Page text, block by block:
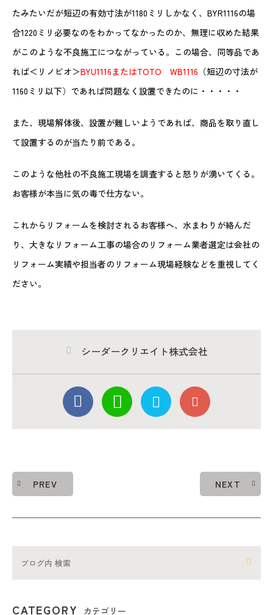
たみたいだが短辺の有効寸法が1180ミリしかなく、BYR1116の場
合1220ミリ必要なのをわかってなかったのか、無理に収めた結果
がこのような不良施工につながっている。この場合、同等品であ
れば＜リノビオ＞BYU1116またはTOTO WB1116 （短辺の寸法が
1160ミリ以下）であれば問題なく設置できたのに・・・・・
また、現場解体後、設置が難しいようであれば、商品を取り直し
て設置するのが当たり前である。
このような他社の不良施工現場を調査すると怒りが湧いてくる。
お客様が本当に気の毒で仕方ない。
これからリフォームを検討されるお客様へ、水まわりが絡んだ
り、大きなリフォーム工事の場合のリフォーム業者選定は会社の
リフォーム実績や担当者のリフォーム現場経験などを重視してく
ださい。
シーダークリエイト株式会社
PREV NEXT
CATEGORY カテゴリー